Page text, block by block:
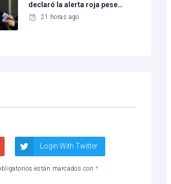
declaró la alerta roja pese…
21 horas ago
Login With Twitter
están marcados con *